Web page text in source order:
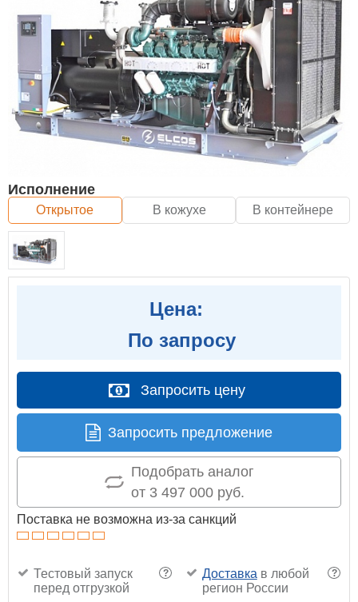
Исполнение
Открытое В кожухе В контейнере
Цена:
По запросу
Запросить цену
Запросить предложение
Подобрать аналог
от 3 497 000 руб.
Поставка не возможна из-за санкций
?
Тестовый запуск
перед отгрузкой
?
Доставка в любой
регион России